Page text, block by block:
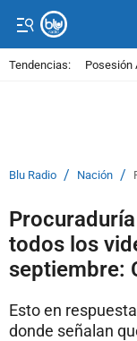
Tendencias: Posesión
Blu Radio / Nación /
todos los
septiembre:
Esto en
donde señalan